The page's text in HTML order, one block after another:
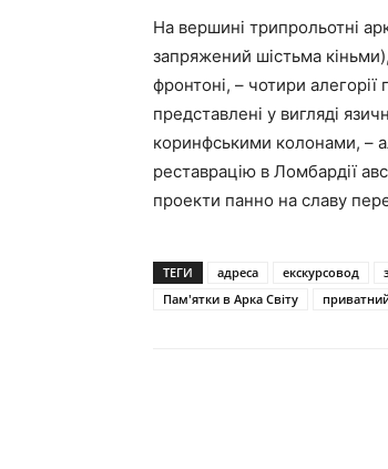
На вершині трипрольотні
запряжений шістьма
фронтоні, – чотири
представлені у вигляді
коринфськими колонами, –
реставрацію в Ломбардії
проекти панно на славу
ТЕГИ адреса екскурсовод
Пам'ятки в Арка Світу